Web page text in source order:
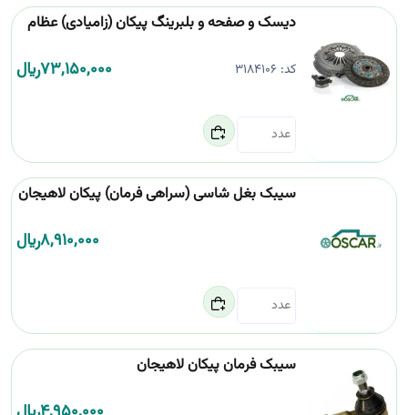
دیسک و صفحه و بلبرینگ پیکان (زامیادی) عظام
کد: 3184106
73,150,000﷼
سیبک بغل شاسی (سراهی فرمان) پیکان لاهیجان
8,910,000﷼
سیبک فرمان پیکان لاهیجان